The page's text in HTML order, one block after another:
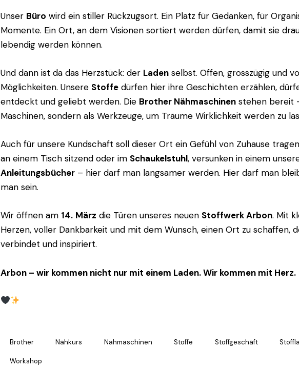
Unser Büro wird ein stiller Rückzugsort. Ein Platz für Gedanken, für
Momente. Ein Ort, an dem Visionen sortiert werden dürfen, damit sie
lebendig werden können.
Und dann ist da das Herzstück: der Ladenselbst. Offen, grosszügig und
Möglichkeiten. Unsere Stoffedürfen hier ihre Geschichten erzählen,
entdeckt und geliebt werden. Die Brother Nähmaschinenstehen bereit
Maschinen, sondern als Werkzeuge, um Träume Wirklichkeit werden zu
Auch für unsere Kundschaft soll dieser Ort ein Gefühl von Zuhause
an einem Tisch sitzend oder im Schaukelstuhl, versunken in einem
Anleitungsbücher– hier darf man langsamer werden. Hier darf man
man sein.
Wir öffnen am 14. März die Türen unseres neuen Stoffwerk Arbon. Mit
Herzen, voller Dankbarkeit und mit dem Wunsch, einen Ort zu schaffen,
verbindet und inspiriert.
Arbon – wir kommen nicht nur mit einem Laden. Wir kommen mit Herz.
Brother Nähkurs Nähmaschinen Stoffe Stoffgeschäft
Workshop